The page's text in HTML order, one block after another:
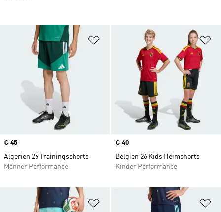
Zur Wunschliste hinzufügen
Price
€ 45
Algerien 26 Trainingsshorts
Männer Performance
Price
€ 40
Belgien 26 Kids Heimshorts
Kinder Performance
Zur Wunschliste hinzufügen